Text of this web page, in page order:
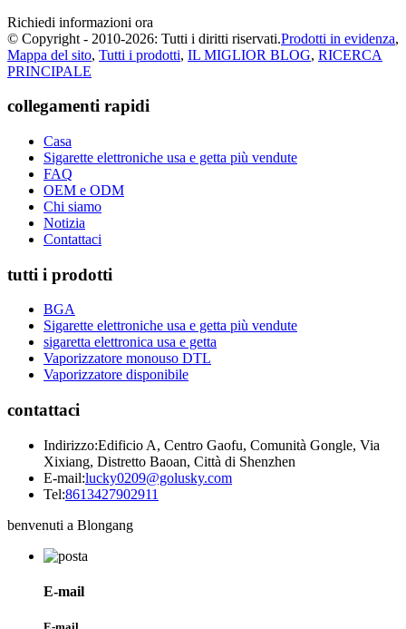
Richiedi informazioni ora
© Copyright - 2010-2026: Tutti i diritti riservati.Prodotti in evidenza,
Mappa del sito, Tutti i prodotti, IL MIGLIOR BLOG, RICERCA
PRINCIPALE
collegamenti rapidi
Casa
Sigarette elettroniche usa e getta più vendute
FAQ
OEM e ODM
Chi siamo
Notizia
Contattaci
tutti i prodotti
BGA
Sigarette elettroniche usa e getta più vendute
sigaretta elettronica usa e getta
Vaporizzatore monouso DTL
Vaporizzatore disponibile
contattaci
Indirizzo:Edificio A, Centro Gaofu, Comunità Gongle, Via
Xixiang, Distretto Baoan, Città di Shenzhen
E-mail:lucky0209@golusky.com
Tel:8613427902911
benvenuti a Blongang
E-mail